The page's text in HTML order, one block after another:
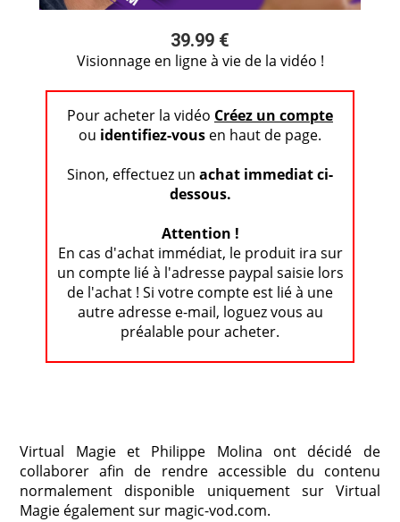
39.99 €
Visionnage en ligne à vie de la vidéo !
Pour acheter la vidéo Créez un compte
ou identifiez-vous en haut de page.
Sinon, effectuez un achat immediat ci-
dessous.
Attention !
En cas d'achat immédiat, le produit ira sur
un compte lié à l'adresse paypal saisie lors
de l'achat ! Si votre compte est lié à une
autre adresse e-mail, loguez vous au
préalable pour acheter.
Virtual Magie et Philippe Molina ont décidé de
collaborer afin de rendre accessible du contenu
normalement disponible uniquement sur Virtual
Magie également sur magic-vod.com.